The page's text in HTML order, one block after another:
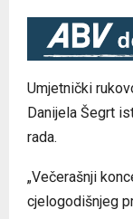
Umjetnički
Danijela Šegrt
rada.
„Večerašnji
cjelogodišnjeg